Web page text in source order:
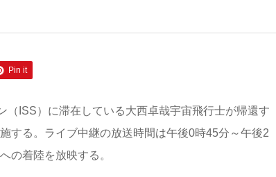
Pin it
ISS）に滞在している大西卓哉宇宙飛行士が帰還す
する。ライブ中継の放送時間は午後0時45分～午後2
の着陸を放映する。